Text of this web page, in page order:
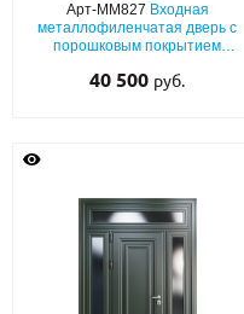
Арт-ММ827 Входная
металлофиленчатая дверь с
порошковым покрытием
карнизом
40 500 руб.